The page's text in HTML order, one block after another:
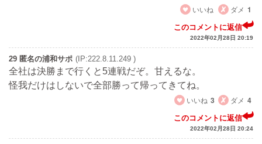
いいね
ダメ 1
このコメントに返信
2022年02月28日 20:19
29 匿名の浦和サポ (IP:222.8.11.249 )
全社は決勝まで行くと5連戦だぞ。甘えるな。
怪我だけはしないで全部勝って帰ってきてね。
いいね 3 ダメ 4
このコメントに返信
2022年02月28日 20:24